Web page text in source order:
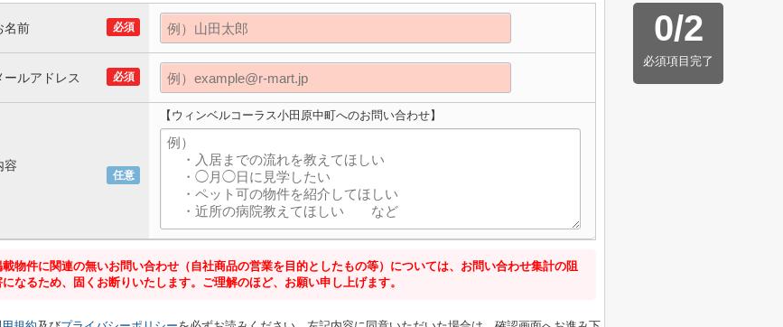
0/2
必須項目完了
必須
名前
必須
ールアドレス
任意
容
【ウィンベルコーラス小田原中町へのお問い合わせ】
載物件に関連の無いお問い合わせ（自社商品の営業を目的としたもの等）については、お問い合わせ集計の阻
になるため、固くお断りいたします。ご理解のほど、お願い申し上げます。